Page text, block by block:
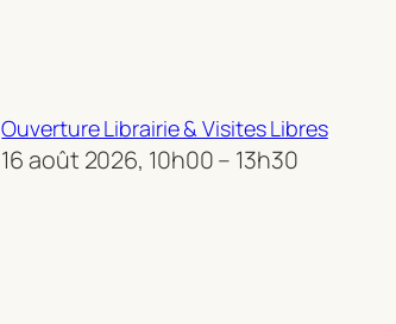
Ouverture Librairie & Visites Libres
16 août 2026, 10h00 – 13h30